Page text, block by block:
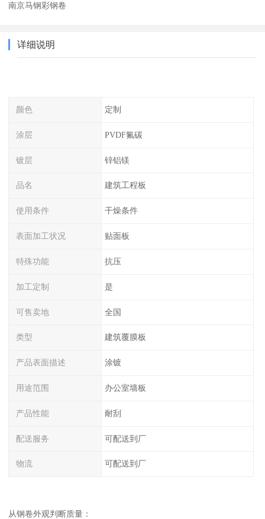
南京马钢彩钢卷
详细说明
颜色 定制
涂层 PVDF氟碳
镀层 锌铝镁
品名 建筑工程板
使用条件 干燥条件
表面加工状况 贴面板
特殊功能 抗压
加工定制 是
可售卖地 全国
类型 建筑覆膜板
产品表面描述 涂镀
用途范围 办公室墙板
产品性能 耐刮
配送服务 可配送到厂
物流 可配送到厂
从钢卷外观判断质量：